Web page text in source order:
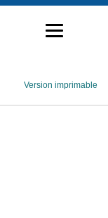
Version imprimable